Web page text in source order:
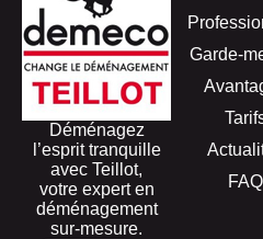
Déménagez
l’esprit tranquille
avec Teillot,
votre expert en
déménagement
sur-mesure.
Garde-
FAQ